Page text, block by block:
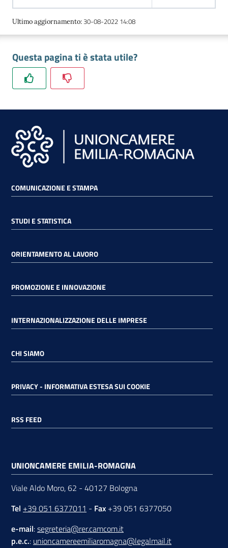
Ultimo aggiornamento: 30-08-2022 14:08
Questa pagina ti è stata utile?
COMUNICAZIONE E STAMPA
STUDI E STATISTICA
ORIENTAMENTO AL LAVORO
PROMOZIONE E INNOVAZIONE
INTERNAZIONALIZZAZIONE DELLE IMPRESE
CHI SIAMO
PRIVACY - INFORMATIVA ESTESA SUI COOKIE
RSS FEED
UNIONCAMERE EMILIA-ROMAGNA
Viale Aldo Moro, 62 - 40127 Bologna
Tel +39 051 6377011 - Fax +39 051 6377050
e-mail:segreteria@rer.camcom.it
p.e.c.: unioncamereemiliaromagna@legalmail.it